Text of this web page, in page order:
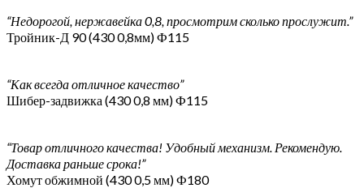
“Недорогой, нержавейка 0,8, просмотрим сколько прослужит.”
Тройник-Д 90 (430 0,8мм) Ф115
“Как всегда отличное качество”
Шибер-задвижка (430 0,8 мм) Ф115
“Товар отличного качества! Удобный механизм. Рекомендую.
Доставка раньше срока!”
Хомут обжимной (430 0,5 мм) Ф180